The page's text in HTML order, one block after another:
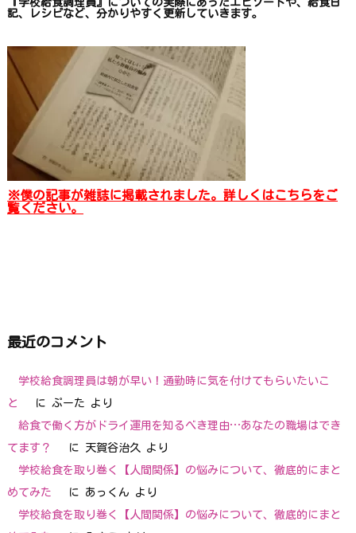
『学校給食調理員』についての実際にあったエピソードや、 給食日
記、レシピなど、 分かりやすく更新していきます。
※僕の記事が雑誌に掲載されました。詳しくはこちらをご
覧ください。
最近のコメント
学校給食調理員は朝が早い！通勤時に気を付けてもらいたいこ
と
に ぷーた より
給食で働く方がドライ運用を知るべき理由…あなたの職場はでき
てます？
に 天賀谷治久 より
学校給食を取り巻く【人間関係】の悩みについて、徹底的にまと
めてみた
に あっくん より
学校給食を取り巻く【人間関係】の悩みについて、徹底的にまと